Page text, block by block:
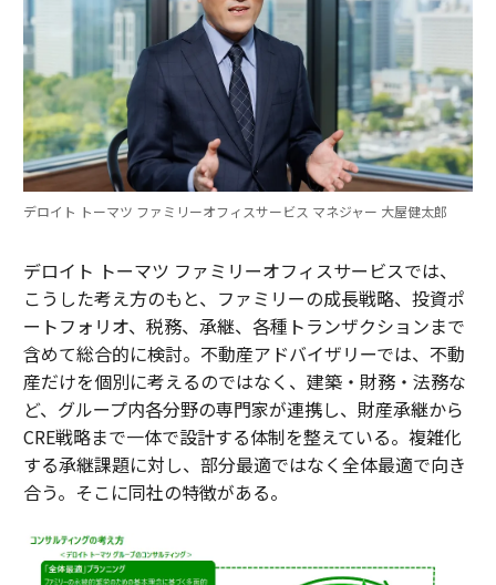
デロイト トーマツ ファミリーオフィスサービス マネジャー 大屋健太郎
デロイト トーマツ ファミリーオフィスサービスでは、
こうした考え方のもと、ファミリーの成長戦略、投資ポ
ートフォリオ、税務、承継、各種トランザクションまで
含めて総合的に検討。不動産アドバイザリーでは、不動
産だけを個別に考えるのではなく、建築・財務・法務な
ど、グループ内各分野の専門家が連携し、財産承継から
CRE戦略まで一体で設計する体制を整えている。複雑化
する承継課題に対し、部分最適ではなく全体最適で向き
合う。そこに同社の特徴がある。